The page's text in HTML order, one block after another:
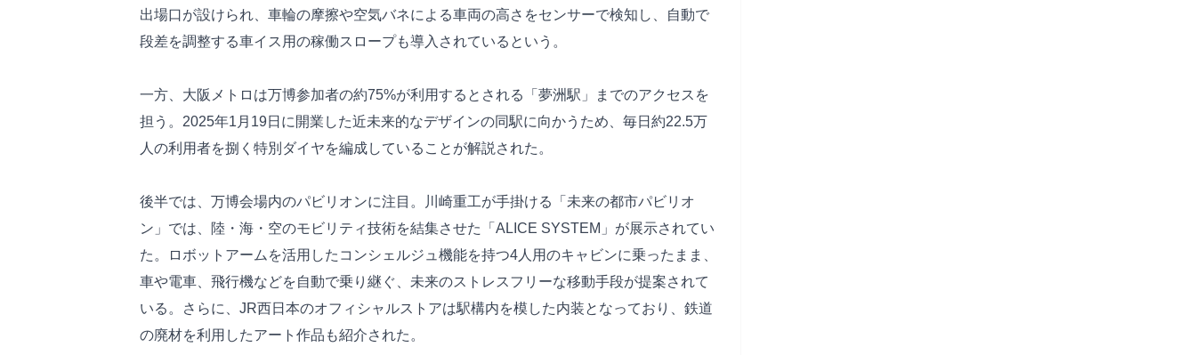
出場口が設けられ、車輪の摩擦や空気バネによる車両の高さをセンサーで検知し、自動で
段差を調整する車イス用の稼働スロープも導入されているという。
一方、大阪メトロは万博参加者の約75%が利用するとされる「夢洲駅」までのアクセスを
担う。2025年1月19日に開業した近未来的なデザインの同駅に向かうため、毎日約22.5万
人の利用者を捌く特別ダイヤを編成していることが解説された。
後半では、万博会場内のパビリオンに注目。川崎重工が手掛ける「未来の都市パビリオ
ン」では、陸・海・空のモビリティ技術を結集させた「ALICE SYSTEM」が展示されてい
た。ロボットアームを活用したコンシェルジュ機能を持つ4人用のキャビンに乗ったまま、
車や電車、飛行機などを自動で乗り継ぐ、未来のストレスフリーな移動手段が提案されて
いる。さらに、JR西日本のオフィシャルストアは駅構内を模した内装となっており、鉄道
の廃材を利用したアート作品も紹介された。